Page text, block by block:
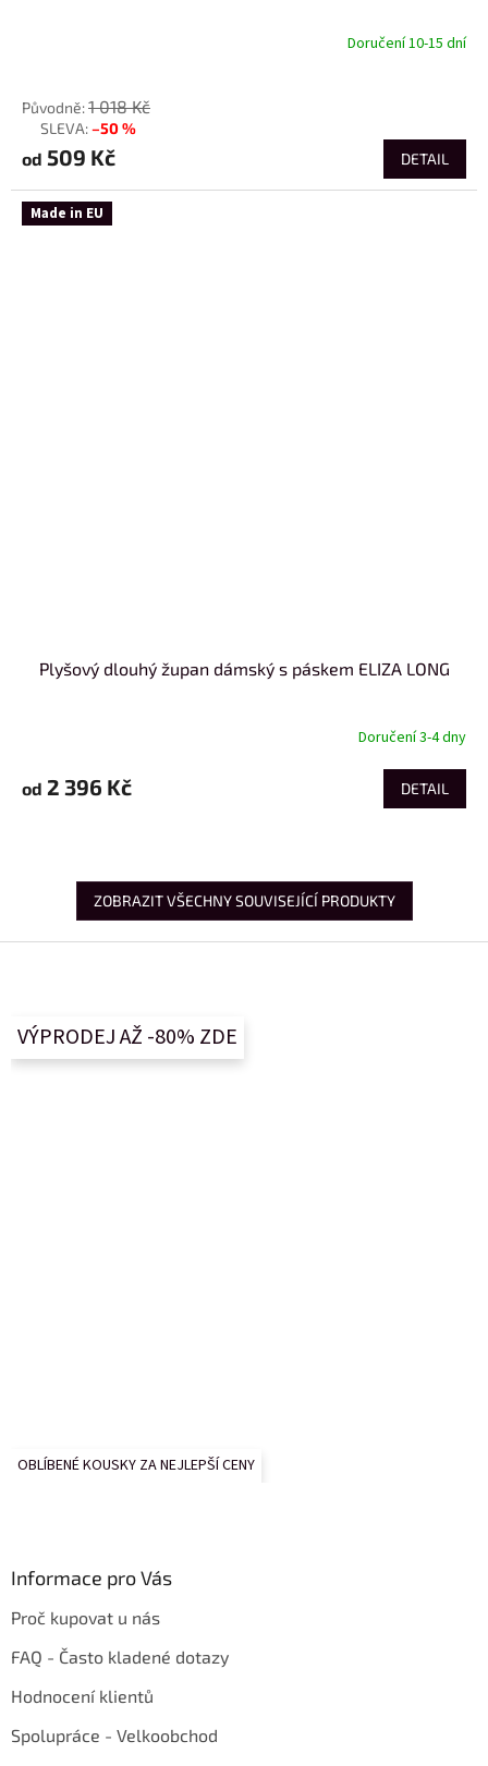
Doručení 10-15 dní
1 018 Kč
–50 %
od 509 Kč DETAIL
Made in EU
Plyšový dlouhý župan dámský s páskem ELIZA LONG
Doručení 3-4 dny
od 2 396 Kč DETAIL
ZOBRAZIT VŠECHNY SOUVISEJÍCÍ PRODUKTY
VÝPRODEJ AŽ -80% ZDE
OBLÍBENÉ KOUSKY ZA NEJLEPŠÍ CENY
Informace pro Vás
Proč kupovat u nás
FAQ - Často kladené dotazy
Hodnocení klientů
Spolupráce - Velkoobchod